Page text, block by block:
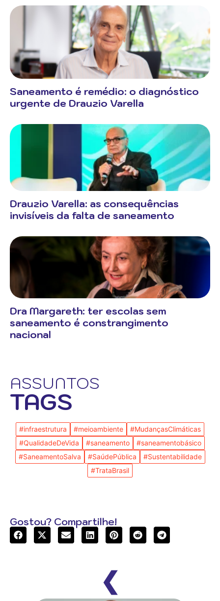
Saneamento é remédio: o diagnóstico
urgente de Drauzio Varella
Drauzio Varella: as consequências
invisíveis da falta de saneamento
Dra Margareth: ter escolas sem
saneamento é constrangimento
nacional
ASSUNTOS
TAGS
#infraestrutura #meioambiente
#MudançasClimáticas
#QualidadeDeVida
#saneamento
#saneamentobásico
#SaneamentoSalva
#SaúdePública
#Sustentabilidade
#TrataBrasil
Gostou? Compartilhe!
❮